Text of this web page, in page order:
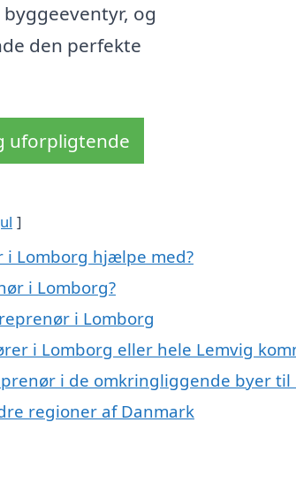
og
den perfekte
uforpligtende
i Lomborg hjælpe med?
i Lomborg?
i Lomborg
i Lomborg eller hele Lemvig
i de omkringliggende byer til
regioner af Danmark